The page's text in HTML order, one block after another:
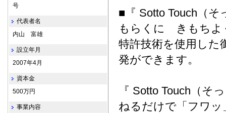
■『 Sotto Touch（
もらくに きもちよ
特許技術を使用した
発ができます。
『 Sotto Touch（そ
ねるだけで「フワッ
号
代表者名
内山 富雄
設立年月
2007年4月
資本金
500万円
事業内容